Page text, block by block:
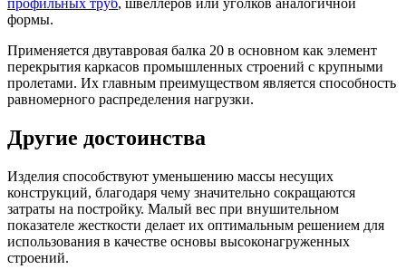
формы.
Применяется двутавровая балка 20 в основном как элемент
перекрытия каркасов промышленных строений с крупными
пролетами. Их главным преимуществом является способность
равномерного распределения нагрузки.
Другие достоинства
Изделия способствуют уменьшению массы несущих
конструкций, благодаря чему значительно сокращаются
затраты на постройку. Малый вес при внушительном
показателе жесткости делает их оптимальным решением для
использования в качестве основы высоконагруженных
строений.